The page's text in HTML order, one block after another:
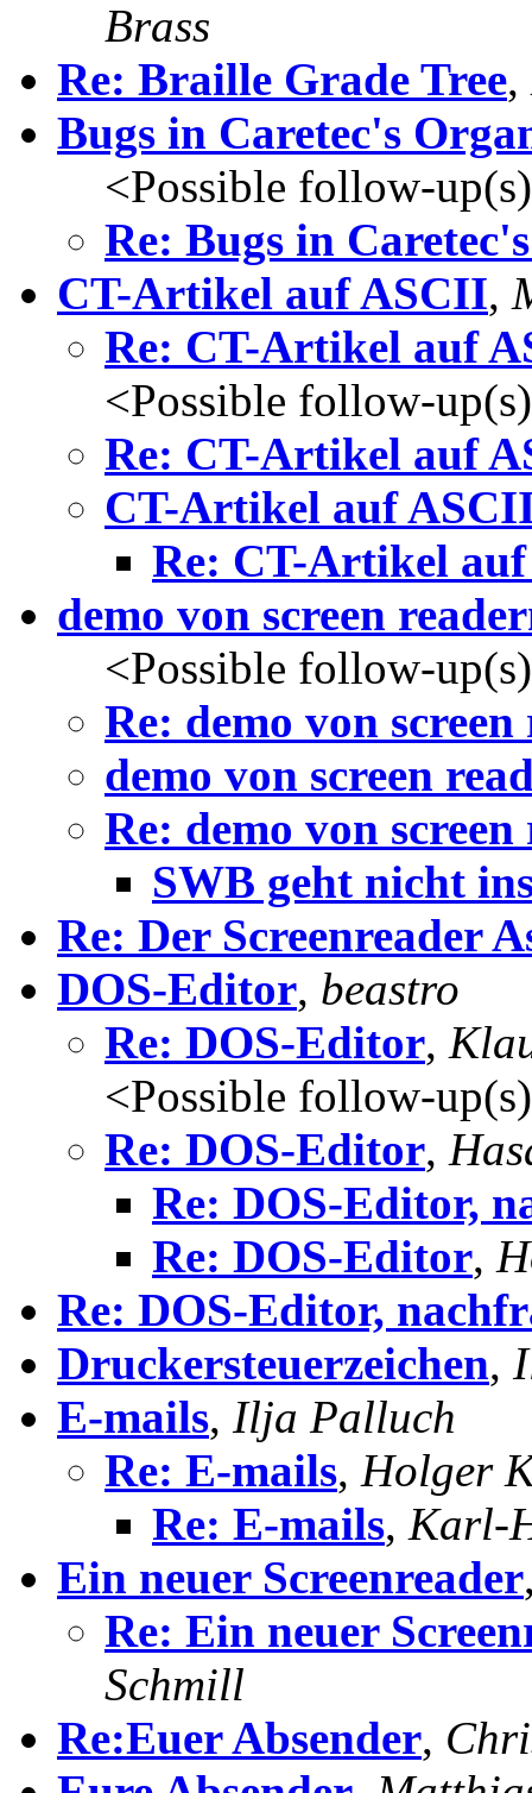
Brass
Re: Braille Grade Tree,
Bugs in Caretec's
<Possible follow-
Re: Bugs in
CT-Artikel auf ASCII,
Re: CT-Artikel auf
<Possible follow-
Re: CT-Artikel auf
CT-Artikel auf
Re: CT-Artikel
demo von screen
<Possible follow-
Re: demo von
demo von screen
Re: demo von
SWB geht nicht
Re: Der Screenreader
DOS-Editor, beastro
Re: DOS-Editor,
<Possible follow-
Re: DOS-Editor,
Re: DOS-Editor,
Re: DOS-Editor,
Re: DOS-Editor,
Druckersteuerzeichen,
E-mails, Ilja Palluch
Re: E-mails, Holger
Re: E-mails, Karl-
Ein neuer Screenreader
Re: Ein neuer
Schmill
Re:Euer Absender,